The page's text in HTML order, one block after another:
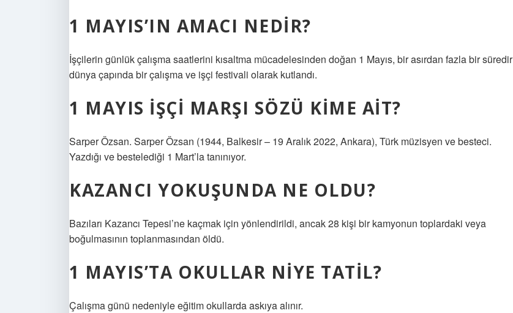
1 MAYIS’IN AMACI NEDIR?
İşçilerin günlük çalışma saatlerini kısaltma mücadelesinden doğan 1 Mayıs, bir asırdan fazla bir süredir
dünya çapında bir çalışma ve işçi festivali olarak kutlandı.
1 MAYIS IŞÇI MARŞI SÖZÜ KIME AIT?
Sarper Özsan. Sarper Özsan (1944, Balkesir – 19 Aralık 2022, Ankara), Türk müzisyen ve besteci.
Yazdığı ve bestelediği 1 Mart’la tanınıyor.
KAZANCI YOKUŞUNDA NE OLDU?
Bazıları Kazancı Tepesi’ne kaçmak için yönlendirildi, ancak 28 kişi bir kamyonun toplardaki veya
boğulmasının toplanmasından öldü.
1 MAYIS’TA OKULLAR NIYE TATIL?
Çalışma günü nedeniyle eğitim okullarda askıya alınır.